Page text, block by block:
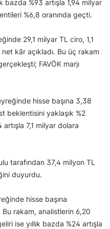
bazda %93 artışla 1,94 milyar
%6,8 oranında geçti.
29,1 milyar TL ciro, 1,1
kâr açıkladı. Bu üç rakam
FAVÖK marjı
hisse başına 3,38
beklentisini yaklaşık %2
7,1 milyar dolara
tarafından 37,4 milyon TL
duyurdu.
hisse başına
Bu rakam, analistlerin 6,20
ise yıllık bazda %24 artışla